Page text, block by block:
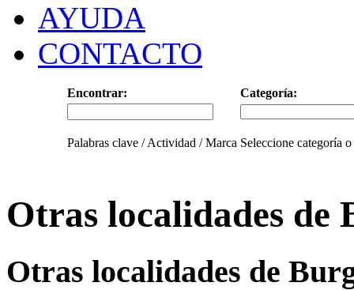
AYUDA
CONTACTO
Encontrar: Categoría:
Palabras clave / Actividad / Marca Seleccione categoría
Otras localidades de
Otras localidades de